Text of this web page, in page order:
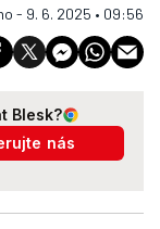
- 9. 6. 2025 • 09:56
Blesk?
nás